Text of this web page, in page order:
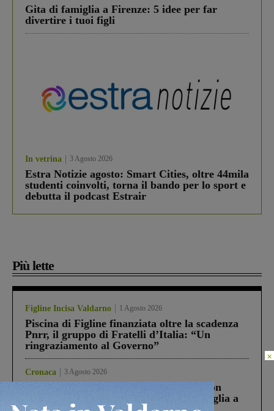
Gita di famiglia a Firenze: 5 idee per far
divertire i tuoi figli
In vetrina 3 Agosto 2026
Estra Notizie agosto: Smart Cities, oltre 44mila
studenti coinvolti, torna il bando per lo sport e
debutta il podcast Estrair
Più lette
Figline Incisa Valdarno 1 Agosto 2026
Piscina di Figline finanziata oltre la scadenza
Pnrr, il gruppo di Fratelli d’Italia: “Un
ringraziamento al Governo”
Cronaca 3 Agosto 2026
Scomparso da una struttura di Castiglion
Fiorentino l’uomo che aveva ucciso la figlia a
×